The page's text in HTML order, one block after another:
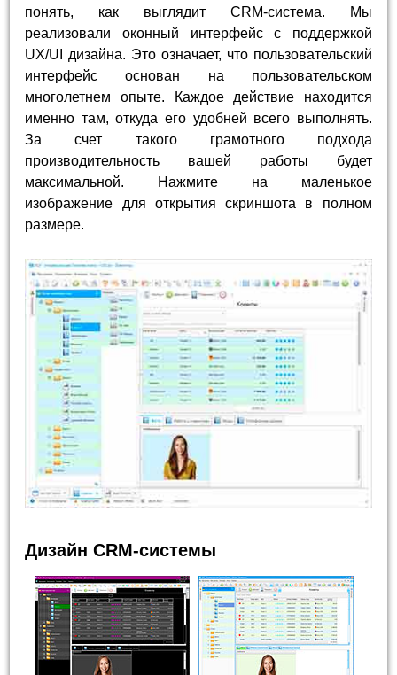
понять, как выглядит CRM-система. Мы
реализовали оконный интерфейс с поддержкой
UX/UI дизайна. Это означает, что пользовательский
интерфейс основан на пользовательском
многолетнем опыте. Каждое действие находится
именно там, откуда его удобней всего выполнять.
За счет такого грамотного подхода
производительность вашей работы будет
максимальной. Нажмите на маленькое
изображение для открытия скриншота в полном
размере.
Дизайн CRM-системы